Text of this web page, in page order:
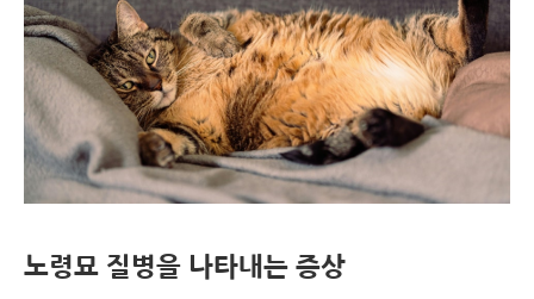
노령묘 질병을 나타내는 증상